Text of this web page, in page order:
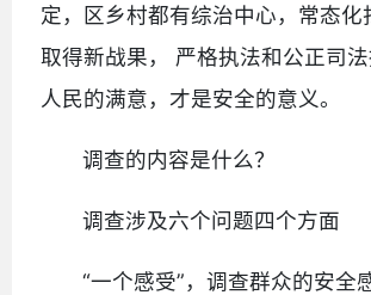
定，区乡村都有综治中心，常态化
取得新战果， 严格执法和公正司法
人民的满意，才是安全的意义。
调查的内容是什么？
调查涉及六个问题四个方面
“一个感受”，调查群众的安全